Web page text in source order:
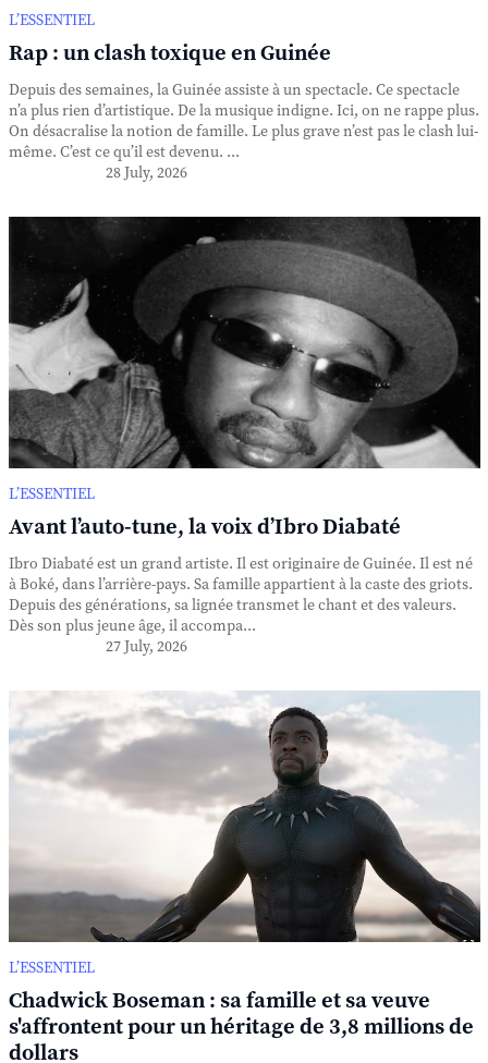
L’ESSENTIEL
Rap : un clash toxique en Guinée
Depuis des semaines, la Guinée assiste à un spectacle. Ce spectacle
n’a plus rien d’artistique. De la musique indigne. Ici, on ne rappe plus.
On désacralise la notion de famille. Le plus grave n’est pas le clash lui-
même. C’est ce qu’il est devenu. ...
28 July, 2026
L’ESSENTIEL
Avant l’auto-tune, la voix d’Ibro Diabaté
Ibro Diabaté est un grand artiste. Il est originaire de Guinée. Il est né
à Boké, dans l’arrière-pays. Sa famille appartient à la caste des griots.
Depuis des générations, sa lignée transmet le chant et des valeurs.
Dès son plus jeune âge, il accompa...
27 July, 2026
L’ESSENTIEL
Chadwick Boseman : sa famille et sa veuve
s'affrontent pour un héritage de 3,8 millions de
dollars